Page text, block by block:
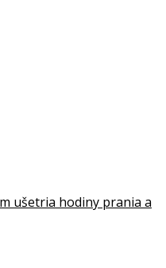
ušetria hodiny prania a